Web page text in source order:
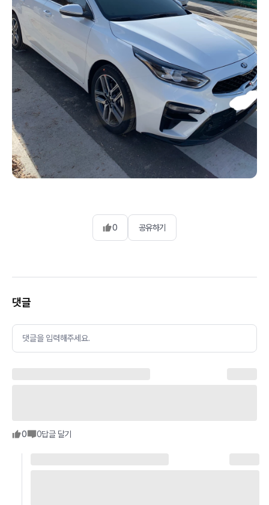
0 공유하기
댓글
댓글을 입력해주세요.
0 0답글 달기